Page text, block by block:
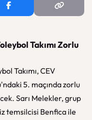
Takımı Zorlu
Takımı, CEV
5. maçında zorlu
Sarı Melekler, grup
temsilcisi Benfica ile